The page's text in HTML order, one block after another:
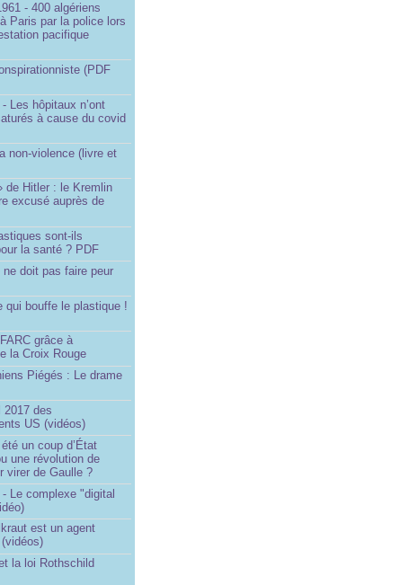
- 400 algériens
Paris par la police lors
pacifique
(PDF
Les hôpitaux n’ont
à cause du covid
non-violence (livre et
de Hitler : le Kremlin
excusé auprès de
sont-ils
la santé ? PDF
ne doit pas faire peur
qui bouffe le plastique !
grâce à
la Croix Rouge
Piégés : Le drame
2017 des
US (vidéos)
un coup d’État
une révolution de
virer de Gaulle ?
Le complexe "digital
est un agent
la loi Rothschild